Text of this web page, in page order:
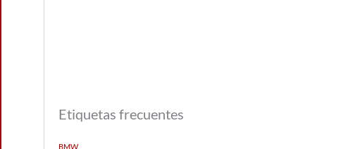
Etiquetas frecuentes
BMW